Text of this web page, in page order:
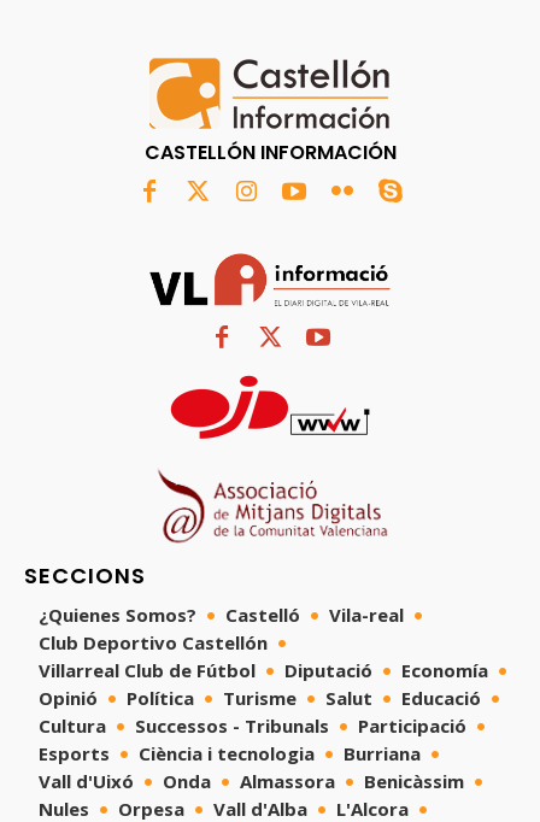
CASTELLÓN INFORMACIÓN
SECCIONS
¿Quienes Somos? Castelló
Vila-real
Club Deportivo Castellón
Villarreal Club de Fútbol
Diputació
Economía
Opinió
Política Turisme Salut
Educació
Cultura
Successos - Tribunals
Participació
Esports
Ciència i tecnologia
Burriana
Vall d'Uixó
Onda Almassora
Benicàssim
Nules
Orpesa Vall d'Alba
L'Alcora